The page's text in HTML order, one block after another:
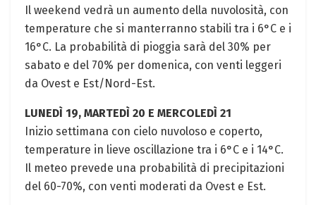
Il weekend vedrà un aumento della nuvolosità, con
temperature che si manterranno stabili tra i 6°C e i
16°C. La probabilità di pioggia sarà del 30% per
sabato e del 70% per domenica, con venti leggeri
da Ovest e Est/Nord-Est.
LUNEDÌ 19, MARTEDÌ 20 E MERCOLEDÌ 21
Inizio settimana con cielo nuvoloso e coperto,
temperature in lieve oscillazione tra i 6°C e i 14°C.
Il meteo prevede una probabilità di precipitazioni
del 60-70%, con venti moderati da Ovest e Est.